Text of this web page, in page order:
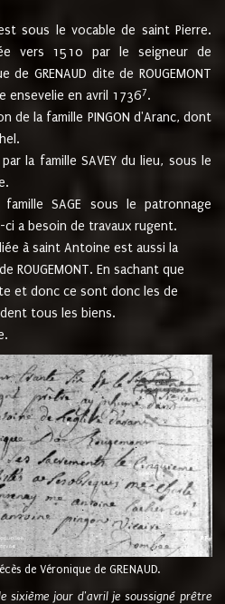
sous le vocable de saint Pierre.
vers 1510 par le seigneur de
de GRENAUD dite de ROUGEMONT
ensevelie en avril 17367.
de la famille PINGON d'Aranc, dont
la famille SAVEY du lieu, sous le
SAGE sous le patronnage
ci a besoin de travaux rugent.
à saint Antoine est aussi la
ROUGEMONT. En sachant que
et donc ce sont donc les de
tous les biens.
de Véronique de GRENAUD.
sixième jour d'avril je soussigné prêtre